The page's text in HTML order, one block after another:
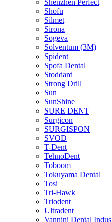
Shenzhen Perfect
Shofu
Silmet
Sirona
Sogeva
Solventum (3M)
Spident
Spofa Dental
Stoddard
Strong Drill
Sun
SunShine
SURE DENT
Surgicon
SURGISPON
SVOD
T-Dent
TehnoDent
Toboom
Tokuyama Dental
Tosi
Tri-Hawk
Triodent
Ultradent
Vannini Dental Indus